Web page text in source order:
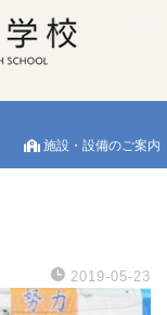
施設・設備のご案内
2019-05-23